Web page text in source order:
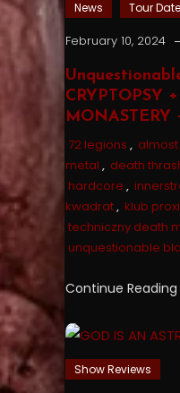
News Tour
February 10, 2024
CRYPTOPSY
MONASTERY
72 legions ,
metal , death
hardcore ,
kwadrat, klub
techniczny death
unquestionable
Continue Reading
Show Reviews